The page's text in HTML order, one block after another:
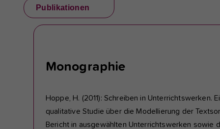
Publikationen
Monographie
Hoppe, H. (2011): Schreiben in Unterrichtswerken.
qualitative Studie über die Modellierung der
Bericht in ausgewählten Unterrichtswerken sowie